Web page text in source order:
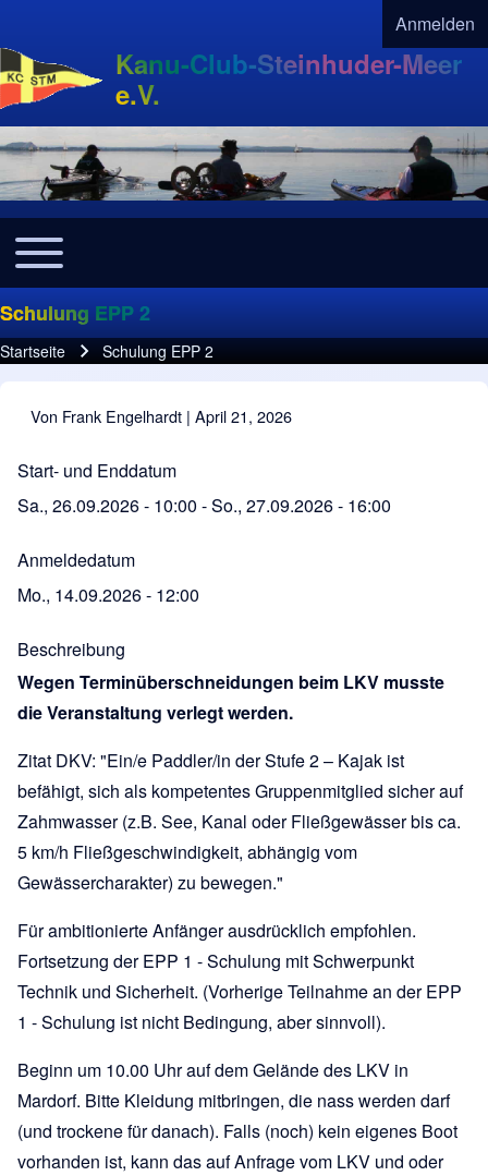
User
Anmelden
Kanu-Club-Steinhuder-Meer
e.V.
Navigation
Toggle main menu
Schulung EPP 2
Pfadnavigation
Startseite Schulung EPP 2
Von Frank Engelhardt | April 21, 2026
Start- und Enddatum
Sa., 26.09.2026 - 10:00 -So., 27.09.2026 - 16:00
Anmeldedatum
Mo., 14.09.2026 - 12:00
Beschreibung
Wegen Terminüberschneidungen beim LKV musste
die Veranstaltung verlegt werden.
Zitat DKV: "Ein/e Paddler/in der Stufe 2 – Kajak ist
befähigt, sich als kompetentes Gruppenmitglied sicher auf
Zahmwasser (z.B. See, Kanal oder Fließgewässer bis ca.
5 km/h Fließgeschwindigkeit, abhängig vom
Gewässercharakter) zu bewegen."
Für ambitionierte Anfänger ausdrücklich empfohlen.
Fortsetzung der EPP 1 - Schulung mit Schwerpunkt
Technik und Sicherheit. (Vorherige Teilnahme an der EPP
1 - Schulung ist nicht Bedingung, aber sinnvoll).
Beginn um 10.00 Uhr auf dem Gelände des LKV in
Mardorf. Bitte Kleidung mitbringen, die nass werden darf
(und trockene für danach). Falls (noch) kein eigenes Boot
vorhanden ist, kann das auf Anfrage vom LKV und oder